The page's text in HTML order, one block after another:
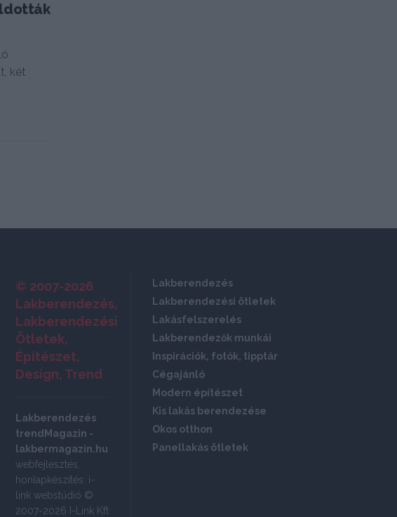
két
© 2007-2026
Lakberendezés,
Lakberendezési
Ötletek,
Építészet,
Design, Trend
Lakberendezés
trendMagazin -
lakbermagazin.hu
webfejlesztés,
honlapkészítés: i-
link webstúdió ©
2007-2026 I-Link Kft
Lakberendezés
Lakberendezési ötletek
Lakásfelszerelés
Lakberendezők munkái
Inspirációk, fotók, tipptár
Cégajánló
Modern építészet
Kis lakás berendezése
Okos otthon
Panellakás ötletek